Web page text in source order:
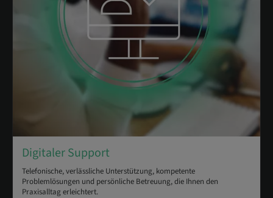
Digitaler Support
Telefonische, verlässliche Unterstützung, kompetente
Problemlösungen und persönliche Betreuung, die Ihnen den
Praxisalltag erleichtert.